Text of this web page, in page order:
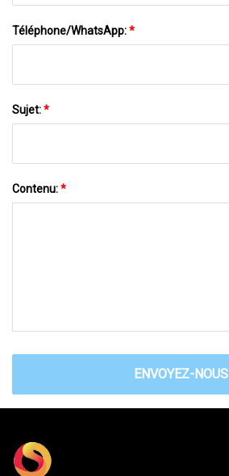
Téléphone/WhatsApp:*
Sujet:*
Contenu:*
ENVOYEZ-NOUS